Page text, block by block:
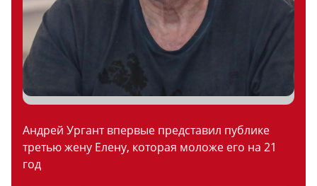
Андрей Ургант впервые представил публике
третью жену Елену, которая моложе его на 21
год